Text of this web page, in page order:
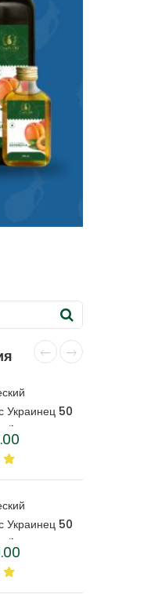
Украинец 50
с
бочкой 6
Украинец 50
с
бочкой 4